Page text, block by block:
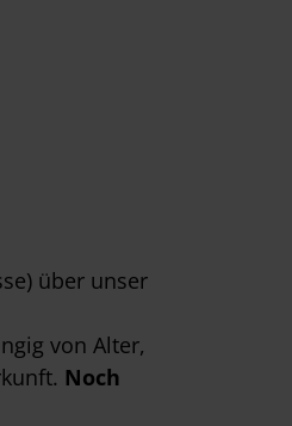
über unser
von Alter,
Noch